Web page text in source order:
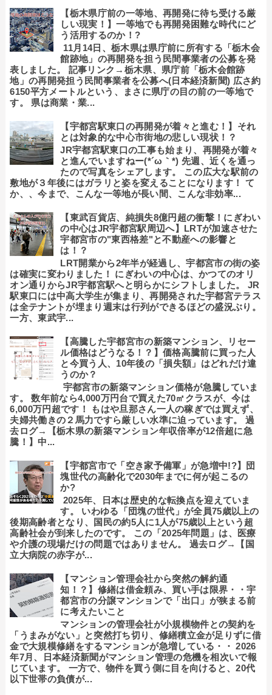
【栃木県庁前の一等地、再開発に待ち受ける厳
しい現実！】一等地でも再開発困難な時代にど
う活用するのか！?
11月14日、栃木県は県庁前に所有する「栃木会
館跡地」の再開発を担う民間事業者の公募を発
表しました。 記事リンク→栃木県、県庁前「栃木会館跡
地」の再開発担う民間事業者を公募へ(日本経済新聞) 広さ約
6150平方メートルという、まさに県庁の目の前の一等地で
す。 県は商業・業...
【宇都宮駅東口の再開発が着々と進む！】それ
とは対象的な中心市街地の悲しい現状！？
JR宇都宮駅東口の工事も始まり、再開発が着々
と進んでいますねー(*´ω｀*) 先週、近くを通っ
たので写真をシェアします。 この広大な駅前の
敷地が３年後にはガラリと姿を変えることになります！ て
か、、今まで、こんな一等地が長い間、こんな非効率...
【東武百貨店、純損失8億円超の衝撃！にぎわい
の中心はJR宇都宮駅周辺へ】LRTが加速させた
宇都宮市の"東西格差"と不動産への影響と
は！？
LRT開業から2年半が経過し、宇都宮市の街の姿
は確実に変わりました！ にぎわいの中心は、かつてのオリ
オン通りからJR宇都宮駅へと明らかにシフトしました。 JR
駅東口には中高大学生が集まり、再開発された宇都宮テラス
は全テナントが埋まり週末は行列ができるほどの盛況ぶり。
一方、東武宇...
【高騰した宇都宮市の新築マンション、リセー
ル価格はどうなる！？】価格高騰前に買った人
と今買う人、10年後の「損失額」はどれだけ違
うのか？
宇都宮市の新築マンション価格が急騰していま
す。 数年前なら4,000万円台で買えた70㎡クラスが、今は
6,000万円超です！ もはや旦那さん一人の稼ぎでは買えず、
夫婦共働きの２馬力ですら厳しい水準に迫っています。 過
去ログ→【栃木県の新築マンション年収倍率が12倍超に急
騰！】中...
【宇都宮市で「空き家予備軍」が急増中!?】団
塊世代の高齢化で2030年までに何が起こるの
か?
2025年、日本は歴史的な転換点を迎えていま
す。 いわゆる「団塊の世代」が全員75歳以上の
後期高齢者となり、国民の約5人に1人が75歳以上という超
高齢社会が到来したのです。 この「2025年問題」は、医療
や介護の現場だけの問題ではありません。 過去ログ→【国
立大病院の赤字が...
【マンション管理会社から突然の解約通
知！？】修繕は借金頼み、買い手は限界・・宇
都宮市の分譲マンションで「出口」が狭まる前
に考えたいこと
マンションの管理会社が小規模物件との契約を
「うまみがない」と突然打ち切り、修繕積立金が足りずに借
金で大規模修繕をするマンションが急増している・・ 2026
年7月、日本経済新聞がマンション管理の危機を相次いで報
じています。 一方で、物件を買う側に目を向けると、20代
以下世帯の負債が...